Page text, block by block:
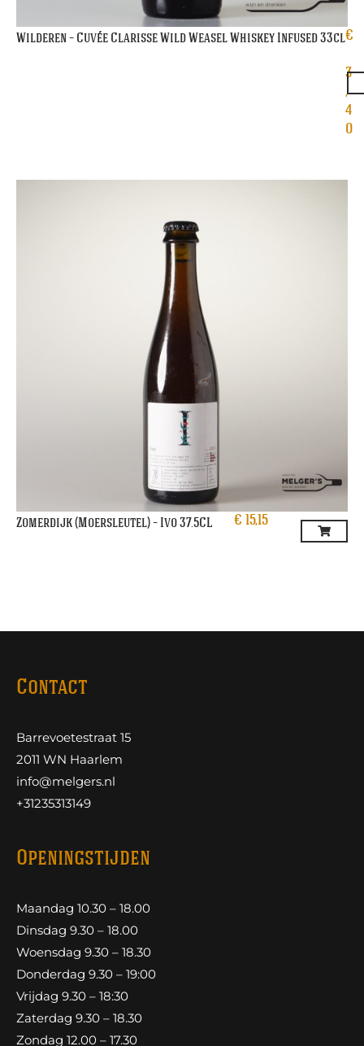
Wilderen – Cuvée Clarisse Wild Weasel Whiskey Infused 33cl€
3
,
4
0
Zomerdijk (Moersleutel) – Ivo 37.5CL € 15,15
Contact
Barrevoetestraat 15
2011 WN Haarlem
info@melgers.nl
+31235313149
Openingstijden
Maandag 10.30 – 18.00
Dinsdag 9.30 – 18.00
Woensdag 9.30 – 18.30
Donderdag 9.30 – 19:00
Vrijdag 9.30 – 18:30
Zaterdag 9.30 – 18.30
Zondag 12.00 – 17.30